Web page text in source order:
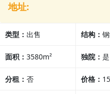
地址:
类型： 出售 结构：
面积： 3580m² 独院：是
分租： 否 价格：